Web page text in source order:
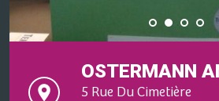
OSTERMANN
5 Rue Du Cimetière